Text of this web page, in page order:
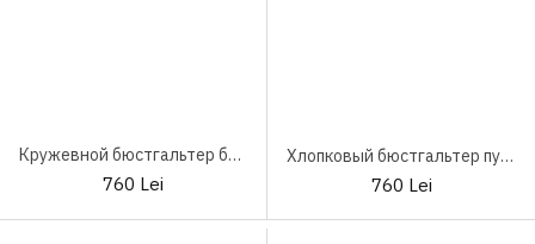
Кружевной бюстгальтер без косточек Lisca Rainbow
760 Lei
Хлопковый бюстгальтер пуш-ап без косточек Lisca Rainbow
760 Lei